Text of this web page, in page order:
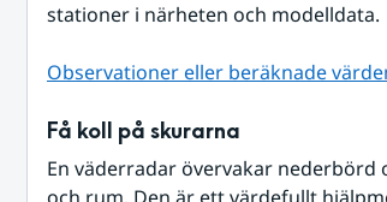
stationer i närheten och modelldata.
Observationer eller beräknade
Få koll på skurarna
En väderradar övervakar